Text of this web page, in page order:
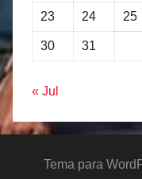
23 24 25
30 31
« Jul
Tema para